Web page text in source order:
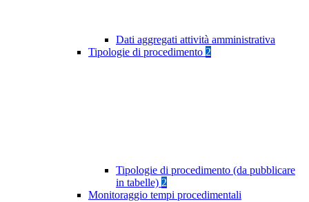
Dati aggregati attività amministrativa
Tipologie di procedimento 2
Tipologie di procedimento (da pubblicare
in tabelle) 2
Monitoraggio tempi procedimentali